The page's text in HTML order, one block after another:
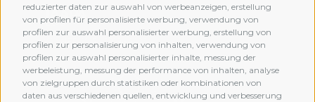
reduzierter daten zur auswahl von werbeanzeigen, erstellung
von profilen für personalisierte werbung, verwendung von
profilen zur auswahl personalisierter werbung, erstellung von
profilen zur personalisierung von inhalten, verwendung von
profilen zur auswahl personalisierter inhalte, messung der
werbeleistung, messung der performance von inhalten, analyse
von zielgruppen durch statistiken oder kombinationen von
daten aus verschiedenen quellen, entwicklung und verbesserung